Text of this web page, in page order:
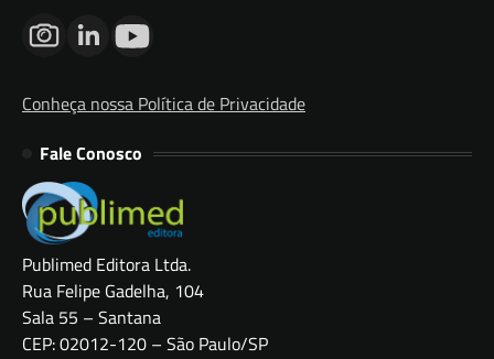
Conheça nossa Política de Privacidade
Fale Conosco
Publimed Editora Ltda.
Rua Felipe Gadelha, 104
Sala 55 – Santana
CEP: 02012-120 – São Paulo/SP